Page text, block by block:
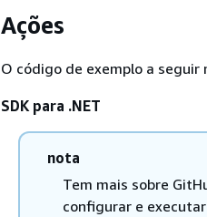
Ações
O código de exemplo a seguir
SDK para .NET
nota
Tem mais sobre
configurar e